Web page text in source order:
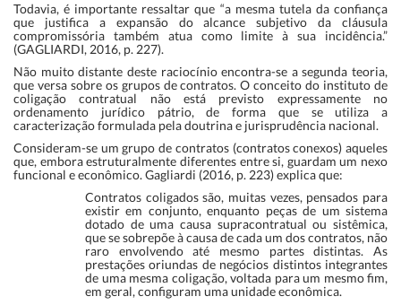
Todavia, é importante ressaltar que “a mesma tutela da confiança
que justifica a expansão do alcance subjetivo da cláusula
compromissória também atua como limite à sua incidência.”
(GAGLIARDI, 2016, p. 227).
Não muito distante deste raciocínio encontra-se a segunda teoria,
que versa sobre os grupos de contratos. O conceito do instituto de
coligação contratual não está previsto expressamente no
ordenamento jurídico pátrio, de forma que se utiliza a
caracterização formulada pela doutrina e jurisprudência nacional.
Consideram-se um grupo de contratos (contratos conexos) aqueles
que, embora estruturalmente diferentes entre si, guardam um nexo
funcional e econômico. Gagliardi (2016, p. 223) explica que:
Contratos coligados são, muitas vezes, pensados para
existir em conjunto, enquanto peças de um sistema
dotado de uma causa supracontratual ou sistêmica,
que se sobrepõe à causa de cada um dos contratos, não
raro envolvendo até mesmo partes distintas. As
prestações oriundas de negócios distintos integrantes
de uma mesma coligação, voltada para um mesmo fim,
em geral, configuram uma unidade econômica.